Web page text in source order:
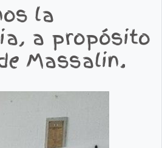
la
a propósito
Massalin.